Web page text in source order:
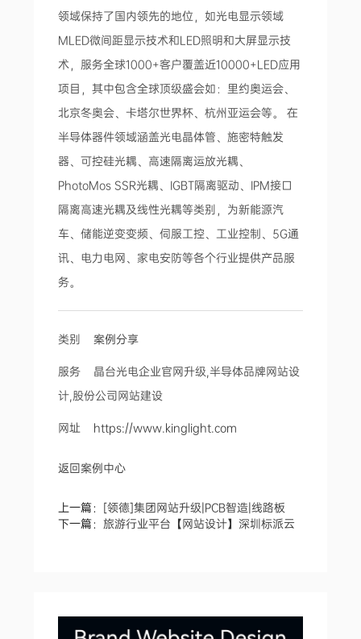
领域保持了国内领先的地位，如光电显示领域
MLED微间距显示技术和LED照明和大屏显示技
术，服务全球1000+客户覆盖近10000+LED应用
项目，其中包含全球顶级盛会如：里约奥运会、
北京冬奥会、卡塔尔世界杯、杭州亚运会等。 在
半导体器件领域涵盖光电晶体管、施密特触发
器、可控硅光耦、高速隔离运放光耦、
PhotoMos SSR光耦、IGBT隔离驱动、IPM接口
隔离高速光耦及线性光耦等类别，为新能源汽
车、储能逆变变频、伺服工控、工业控制、5G通
讯、电力电网、家电安防等各个行业提供产品服
务。
类别案例分享
服务 晶台光电企业官网升级,半导体品牌网站设
计,股份公司网站建设
网址 https://www.kinglight.com
返回案例中心
上一篇： [领德]集团网站升级|PCB智造|线路板
下一篇：旅游行业平台【网站设计】深圳标派云